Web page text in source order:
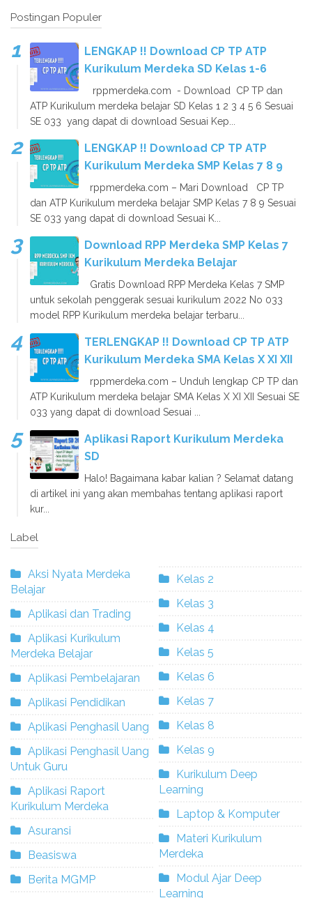
Postingan Populer
LENGKAP !! Download CP TP ATP
Kurikulum Merdeka SD Kelas 1-6
rppmerdeka.com - Download CP TP dan
ATP Kurikulum merdeka belajar SD Kelas 1 2 3 4 5 6 Sesuai
SE 033 yang dapat di download Sesuai Kep...
LENGKAP !! Download CP TP ATP
Kurikulum Merdeka SMP Kelas 7 8 9
rppmerdeka.com – Mari Download CP TP
dan ATP Kurikulum merdeka belajar SMP Kelas 7 8 9 Sesuai
SE 033 yang dapat di download Sesuai K...
Download RPP Merdeka SMP Kelas 7
Kurikulum Merdeka Belajar
Gratis Download RPP Merdeka Kelas 7 SMP
untuk sekolah penggerak sesuai kurikulum 2022 No 033
model RPP Kurikulum merdeka belajar terbaru...
TERLENGKAP !! Download CP TP ATP
Kurikulum Merdeka SMA Kelas X XI XII
rppmerdeka.com – Unduh lengkap CP TP dan
ATP Kurikulum merdeka belajar SMA Kelas X XI XII Sesuai SE
033 yang dapat di download Sesuai ...
Aplikasi Raport Kurikulum Merdeka
SD
Halo! Bagaimana kabar kalian ? Selamat datang
di artikel ini yang akan membahas tentang aplikasi raport
kur...
Label
Aksi Nyata Merdeka
Belajar
Aplikasi dan Trading
Aplikasi Kurikulum
Merdeka Belajar
Aplikasi Pembelajaran
Aplikasi Pendidikan
Aplikasi Penghasil Uang
Aplikasi Penghasil Uang
Untuk Guru
Aplikasi Raport
Kurikulum Merdeka
Asuransi
Beasiswa
Berita MGMP
Kelas 2
Kelas 3
Kelas 4
Kelas 5
Kelas 6
Kelas 7
Kelas 8
Kelas 9
Kurikulum Deep
Learning
Laptop & Komputer
Materi Kurikulum
Merdeka
Modul Ajar Deep
Learning